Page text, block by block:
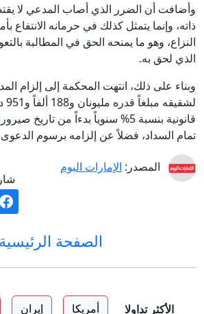
وأضافت أن الضرر الذي أصاب المدعي لا
ذاته، وإنما يتمثل كذلك في حرمانه الانتفاع
النزاع، وهو ما يمنحه الحق في المطالبة
الذي لحق به.
وبناء على ذلك، انتهت المحكمة إلى إلزام
قانونية بنسبة 5% سنوياً بدءاً من
تمام السداد، فضلاً عن إلزامه برسوم
المصدر: الإمارات اليوم
الصفحة الرئيسية
الأكثر تداولا أمريكا إيران